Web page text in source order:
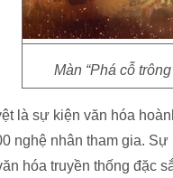
Màn “Phá cỗ
là sự kiện văn hóa
nghệ nhân tham gia.
hóa truyền thống đặc